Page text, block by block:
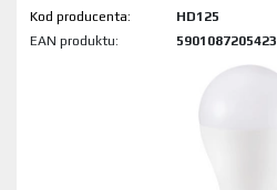
Kod produktu:
HD125
EAN produktu:
5901087205423